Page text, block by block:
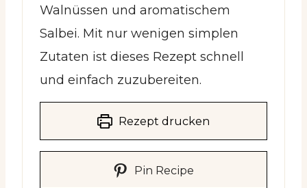
Walnüssen und aromatischem
Salbei. Mit nur wenigen simplen
Zutaten ist dieses Rezept schnell
und einfach zuzubereiten.
Rezept drucken
Pin Recipe